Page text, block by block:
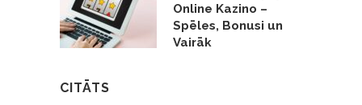
Online Kazino –
Spēles, Bonusi un
Vairāk
CITĀTS